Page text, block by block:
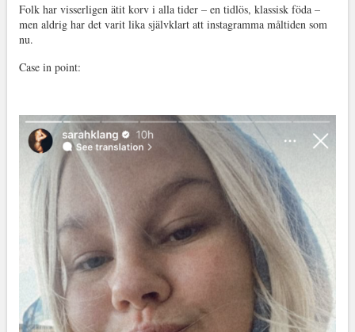
Folk har visserligen ätit korv i alla tider – en tidlös, klassisk föda –
men aldrig har det varit lika självklart att instagramma måltiden som
nu.
Case in point: